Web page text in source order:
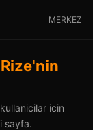
MERKEZ
icin
sayfa.